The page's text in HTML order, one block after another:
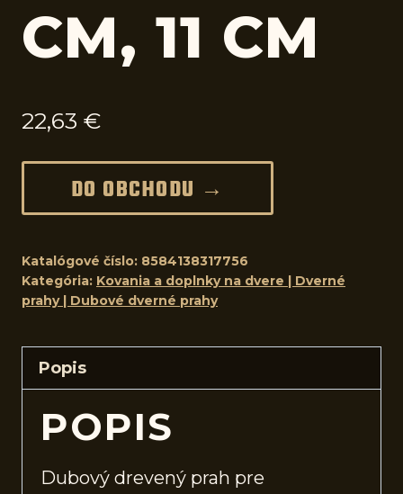
CM, 11 CM
22,63 €
DO OBCHODU →
Katalógové číslo: 8584138317756
Kategória: Kovania a doplnky na dvere | Dverné
prahy | Dubové dverné prahy
Popis
POPIS
Dubový drevený prah pre